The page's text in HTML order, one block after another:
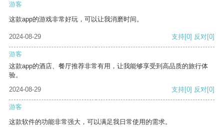
游客
这款app的游戏非常好玩，可以让我消磨时间。
2024-08-29 支持[0] 反对[0]
游客
这款app的酒店、餐厅推荐非常有用，让我能够享受到高品质的旅行体
验。
2024-08-29
支持[0] 反对[0]
游客
这款软件的功能非常强大，可以满足我日常使用的需求。